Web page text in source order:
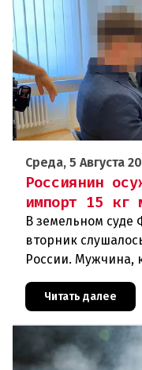
Среда, 5 Августа
Россиянин
импорт 15 кг
В земельном суде
вторник
России. Мужчина,
под стражей,
полугода организо
Читать далее